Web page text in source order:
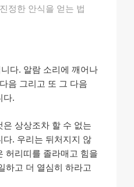
정한 안식을 얻는 법
다. 알람 소리에 깨어나
음 그리고 또 그 다음
다.
상상조차 할 수 없는
다. 우리는 뒤처지지 않
허리띠를 졸라매고 힘을
하고 더 열심히 하라고